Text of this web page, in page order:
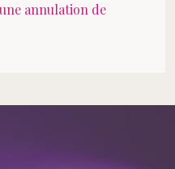
annulation de